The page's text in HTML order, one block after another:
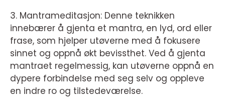
3. Mantrameditasjon: Denne teknikken
innebærer å gjenta et mantra, en lyd, ord eller
frase, som hjelper utøverne med å fokusere
sinnet og oppnå økt bevissthet. Ved å gjenta
mantraet regelmessig, kan utøverne oppnå en
dypere forbindelse med seg selv og oppleve
en indre ro og tilstedeværelse.